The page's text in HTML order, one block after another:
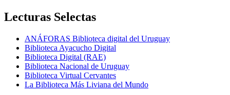
Lecturas Selectas
ANÁFORAS Biblioteca digital del Uruguay
Biblioteca Ayacucho Digital
Biblioteca Digital (RAE)
Biblioteca Nacional de Uruguay
Biblioteca Virtual Cervantes
La Biblioteca Más Liviana del Mundo